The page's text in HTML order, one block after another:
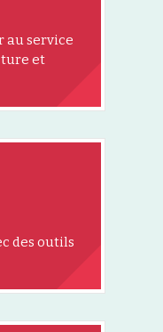
au service
et
des outils